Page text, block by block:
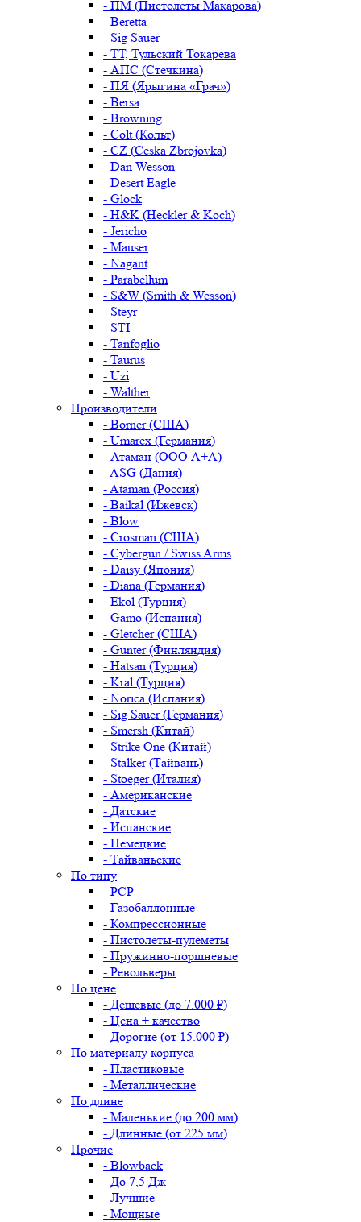
- ПМ (Пистолеты Макарова)
- Beretta
- Sig Sauer
- ТТ, Тульский Токарева
- АПС (Стечкина)
- ПЯ (Ярыгина «Грач»)
- Bersa
- Browning
- Colt (Кольт)
- CZ (Ceska Zbrojovka)
- Dan Wesson
- Desert Eagle
- Glock
- H&K (Heckler & Koch)
- Jericho
- Mauser
- Nagant
- Parabellum
- S&W (Smith & Wesson)
- Steyr
- STI
- Tanfoglio
- Taurus
- Uzi
- Walther
Производители
- Borner (США)
- Umarex (Германия)
- Атаман (ООО А+А)
- ASG (Дания)
- Ataman (Россия)
- Baikal (Ижевск)
- Blow
- Crosman (США)
- Cybergun / Swiss Arms
- Daisy (Япония)
- Diana (Германия)
- Ekol (Турция)
- Gamo (Испания)
- Gletcher (США)
- Gunter (Финляндия)
- Hatsan (Турция)
- Kral (Турция)
- Norica (Испания)
- Sig Sauer (Германия)
- Smersh (Китай)
- Strike One (Китай)
- Stalker (Тайвань)
- Stoeger (Италия)
- Американские
- Датские
- Испанские
- Немецкие
- Тайваньские
По типу
- PCP
- Газобаллонные
- Компрессионные
- Пистолеты-пулеметы
- Пружинно-поршневые
- Револьверы
По цене
- Дешевые (до 7.000 ₽)
- Цена + качество
- Дорогие (от 15.000 ₽)
По материалу корпуса
- Пластиковые
- Металлические
По длине
- Маленькие (до 200 мм)
- Длинные (от 225 мм)
Прочие
- Blowback
- До 7,5 Дж
- Лучшие
- Мощные